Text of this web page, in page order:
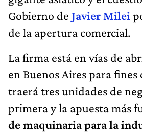
Gobierno de Javier Milei
de la apertura comercial.
La firma está en vías de
en Buenos Aires para fines
traerá tres unidades de
primera y la apuesta más
de maquinaria para la